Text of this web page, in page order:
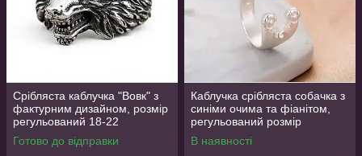
Срібляста каблучка "Вовк" з
фактурним дизайном, розмір
регульований 18-22
Готово до відправки
Каблучка срібляста собачка з
синіми очима та фіанітом,
регульований розмір
AurumLux016
В наявності